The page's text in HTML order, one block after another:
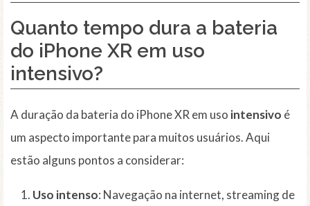
Quanto tempo dura a bateria
do iPhone XR em uso
intensivo?
A duração da bateria do iPhone XR em uso intensivo é
um aspecto importante para muitos usuários. Aqui
estão alguns pontos a considerar:
Uso intenso: Navegação na internet, streaming de